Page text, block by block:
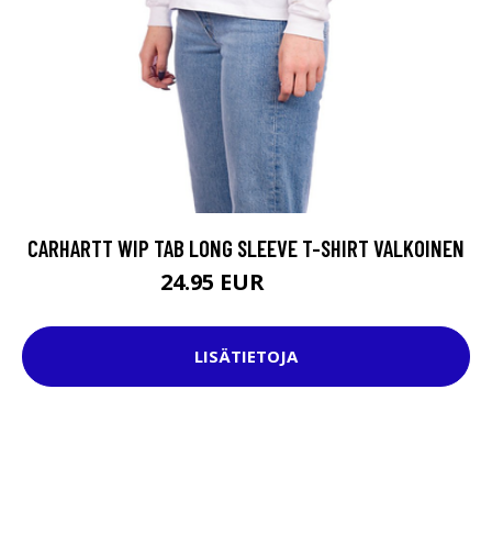
CARHARTT WIP TAB LONG SLEEVE T-SHIRT VALKOINEN
24.95 EUR
LISÄTIETOJA